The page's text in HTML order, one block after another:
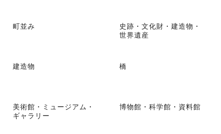
町並み
史跡・文化財・建造物・
世界遺産
建造物 橋
美術館・ミュージアム・
ギャラリー
博物館・科学館・資料館